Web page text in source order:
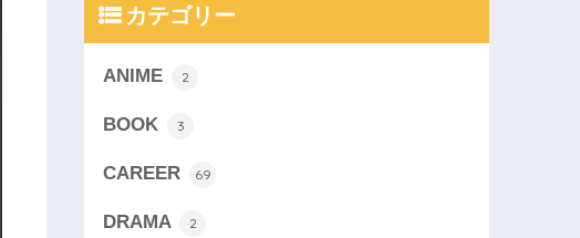
カテゴリー
ANIME 2
BOOK 3
CAREER 69
DRAMA 2